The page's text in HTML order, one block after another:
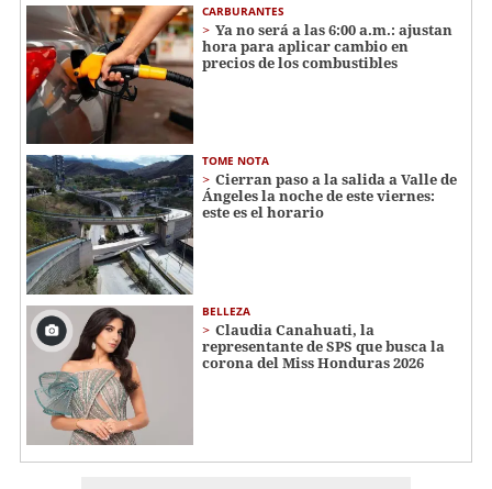
CARBURANTES
Ya no será a las 6:00 a.m.: ajustan
hora para aplicar cambio en
precios de los combustibles
TOME NOTA
Cierran paso a la salida a Valle de
Ángeles la noche de este viernes:
este es el horario
BELLEZA
Claudia Canahuati, la
representante de SPS que busca la
corona del Miss Honduras 2026